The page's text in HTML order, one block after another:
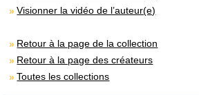
Visionner la vidéo de l’auteur(e)
Retour à la page de la collection
Retour à la page des créateurs
Toutes les collections